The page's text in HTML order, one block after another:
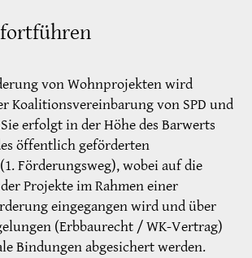
von Wohnprojekten wird
Koalitionsvereinbarung von SPD und
erfolgt in der Höhe des Barwerts
öffentlich geförderten
Förderungsweg), wobei auf die
Projekte im Rahmen einer
eingegangen wird und über
(Erbbaurecht / WK-Vertrag)
Bindungen abgesichert werden.